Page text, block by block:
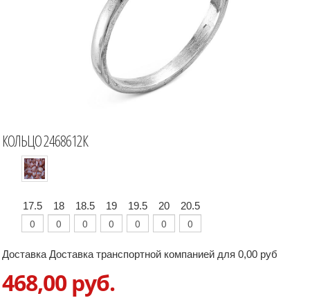
КОЛЬЦО 2468612К
17.5 18 18.5 19 19.5 20 20.5
Доставка Доставка транспортной компанией для 0,00 руб
468,00 руб.